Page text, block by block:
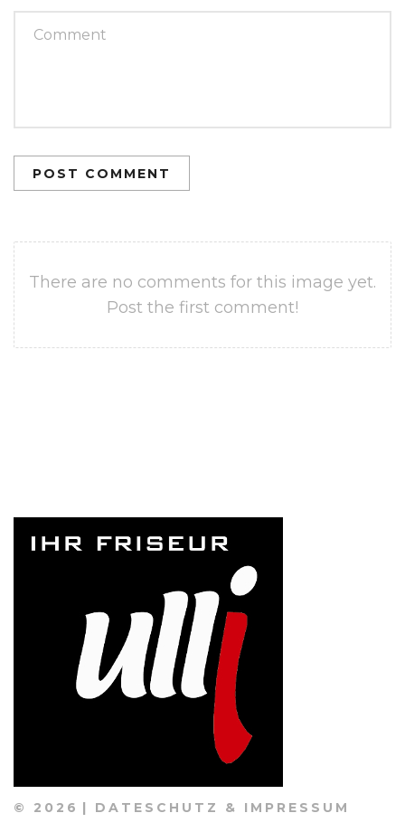
POST COMMENT
There are no comments for this image yet.
Post the first comment!
© 2026 DATESCHUTZ & IMPRESSUM